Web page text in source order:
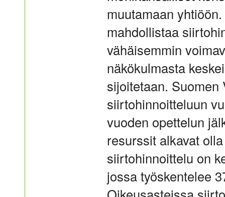
muutamaan
mahdollistaa
vähäisemmin
näkökulmasta
sijoitetaan.
siirtohinnoitteluun
vuoden opettelun
resurssit alkavat
siirtohinnoittelu on
jossa työskentelee